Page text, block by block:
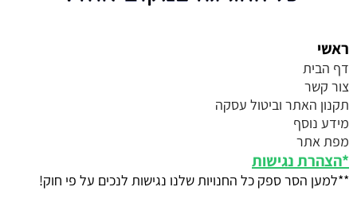
ראשי
דף הבית
צור קשר
תקנון האתר וביטול עסקה
מידע נוסף
מפת אתר
*הצהרת נגישות
**למען הסר ספק כל החנויות שלנו נגישות לנכים על פי חוק!